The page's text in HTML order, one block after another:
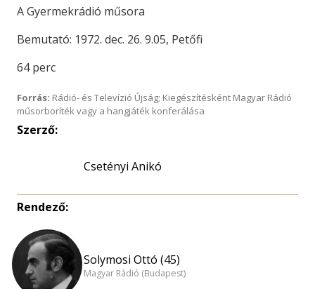
A Gyermekrádió műsora
Bemutató: 1972. dec. 26. 9.05, Petőfi
64 perc
Forrás: Rádió- és Televízió Újság; Kiegészítésként Magyar Rádió
műsorboríték vagy a hangjáték konferálása
Szerző:
Csetényi Anikó
Rendező:
Solymosi Ottó (45)
Magyar Rádió (Budapest)